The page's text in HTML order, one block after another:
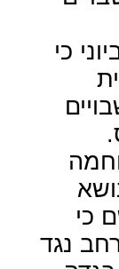
דיווח ב-29 ביוני כי
כי
נגד